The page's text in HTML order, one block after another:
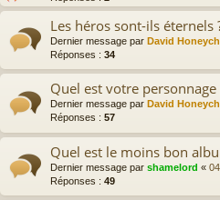
Les héros sont-ils éternels
Dernier message par David
Réponses : 34
Quel est votre
Dernier message par David
Réponses : 57
Quel est le moins bon
Dernier message par shamelord «
Réponses : 49